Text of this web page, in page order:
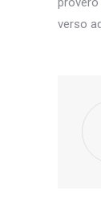
verso